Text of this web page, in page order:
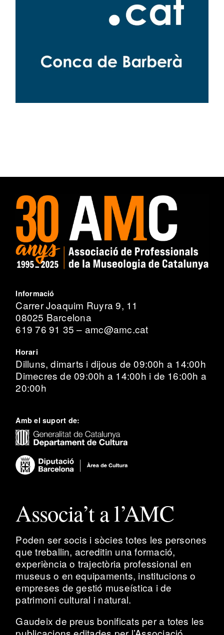
Informació
Carrer Joaquim Ruyra 9, 11
08025 Barcelona
619 76 91 35 – amc@amc.cat
Horari
Dilluns, dimarts i dijous de 09:00h a 14:00h
Dimecres de 09:00h a 14:00h i de 16:00h a
20:00h
Amb el suport de:
Associa’t a l’AMC
Poden ser socis i sòcies totes les persones
que treballin, acreditin una formació,
experiència o trajectòria professional en
museus o en equipaments, institucions o
empreses de gestió museística i de
patrimoni cultural i natural.
Gaudeix de preus bonificats per a totes les